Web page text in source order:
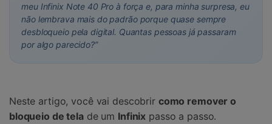
meu Infinix Note 40 Pro à força e, para minha surpresa, eu
não lembrava mais do padrão porque quase sempre
desbloqueio pela digital. Quantas pessoas já passaram
por algo parecido?”
Neste artigo, você vai descobrir como remover o
bloqueio de telade um Infinix passo a passo.